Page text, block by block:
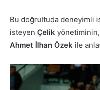
Bu doğrultuda deneyimli
isteyen Çelik
Ahmet İlhan Özek ile